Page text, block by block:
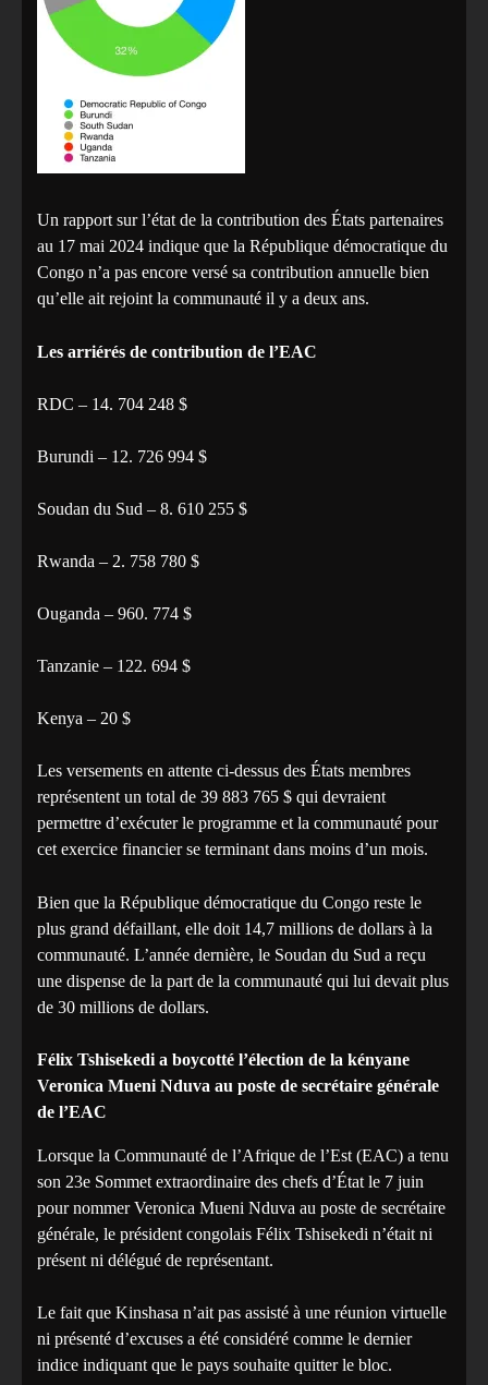
Un rapport sur l’état de la contribution des États partenaires
au 17 mai 2024 indique que la République démocratique du
Congo n’a pas encore versé sa contribution annuelle bien
qu’elle ait rejoint la communauté il y a deux ans.
Les arriérés de contribution de l’EAC
RDC – 14. 704 248 $
Burundi – 12. 726 994 $
Soudan du Sud – 8. 610 255 $
Rwanda – 2. 758 780 $
Ouganda – 960. 774 $
Tanzanie – 122. 694 $
Kenya – 20 $
Les versements en attente ci-dessus des États membres
représentent un total de 39 883 765 $ qui devraient
permettre d’exécuter le programme et la communauté pour
cet exercice financier se terminant dans moins d’un mois.
Bien que la République démocratique du Congo reste le
plus grand défaillant, elle doit 14,7 millions de dollars à la
communauté. L’année dernière, le Soudan du Sud a reçu
une dispense de la part de la communauté qui lui devait plus
de 30 millions de dollars.
Félix Tshisekedi a boycotté l’élection de la kényane
Veronica Mueni Nduva au poste de secrétaire générale
de l’EAC
Lorsque la Communauté de l’Afrique de l’Est (EAC) a tenu
son 23e Sommet extraordinaire des chefs d’État le 7 juin
pour nommer Veronica Mueni Nduva au poste de secrétaire
générale, le président congolais Félix Tshisekedi n’était ni
présent ni délégué de représentant.
Le fait que Kinshasa n’ait pas assisté à une réunion virtuelle
ni présenté d’excuses a été considéré comme le dernier
indice indiquant que le pays souhaite quitter le bloc.